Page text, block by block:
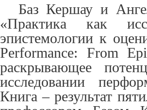
Баз Кершау и
«Практика как
эпистемологии к
Performance: From E
раскрывающее
исследовании
Книга – результат